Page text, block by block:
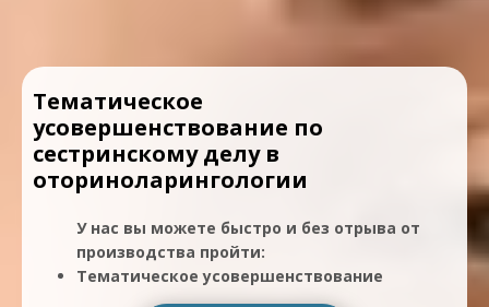
Тематическое
усовершенствование по
сестринскому делу в
оториноларингологии
У нас вы можете быстро и без отрыва от
производства пройти:
Тематическое усовершенствование